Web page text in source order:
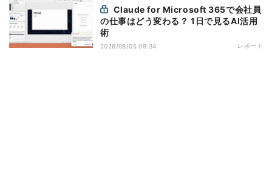
の仕事はどう変わる？ 1日で見るAI活用
術
2026/08/05 09:34 レポート